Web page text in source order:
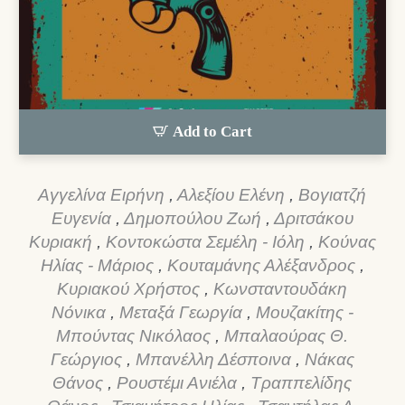
Add to Cart
Αγγελίνα Ειρήνη ,Αλεξίου Ελένη ,Βογιατζή
Ευγενία ,Δημοπούλου Ζωή ,Δριτσάκου
Κυριακή , Κοντοκώστα Σεμέλη - Ιόλη , Κούνας
Ηλίας - Μάριος , Κουταμάνης Αλέξανδρος ,
Κυριακού Χρήστος ,Κωνσταντουδάκη
Νόνικα , Μεταξά Γεωργία , Μουζακίτης -
Μπούντας Νικόλαος ,Μπαλαούρας Θ.
Γεώργιος , Μπανέλλη Δέσποινα , Νάκας
Θάνος ,Ρουστέμι Ανιέλα , Τραππελίδης